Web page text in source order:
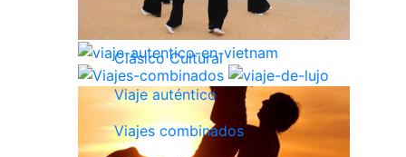
Clásico Cultural
Viaje auténtico
Viajes combinados